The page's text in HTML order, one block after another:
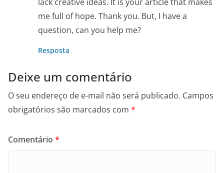
me full of hope. Thank you. But, I have a
question, can you help me?
Resposta
Deixe um comentário
O seu endereço de e-mail não será publicado. Campos
obrigatórios são marcados com *
Comentário *